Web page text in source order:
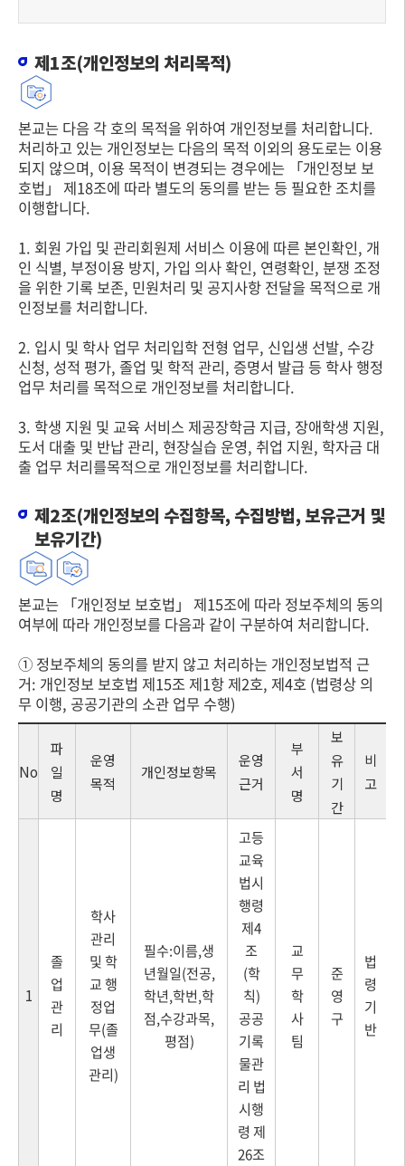
제1조(개인정보의 처리목적)
본교는 다음 각 호의 목적을 위하여 개인정보를 처리합니다.
처리하고 있는 개인정보는 다음의 목적 이외의 용도로는 이용
되지 않으며, 이용 목적이 변경되는 경우에는 「개인정보 보
호법」 제18조에 따라 별도의 동의를 받는 등 필요한 조치를
이행합니다.
1. 회원 가입 및 관리회원제 서비스 이용에 따른 본인확인, 개
인 식별, 부정이용 방지, 가입 의사 확인, 연령확인, 분쟁 조정
을 위한 기록 보존, 민원처리 및 공지사항 전달을 목적으로 개
인정보를 처리합니다.
2. 입시 및 학사 업무 처리입학 전형 업무, 신입생 선발, 수강
신청, 성적 평가, 졸업 및 학적 관리, 증명서 발급 등 학사 행정
업무 처리를 목적으로 개인정보를 처리합니다.
3. 학생 지원 및 교육 서비스 제공장학금 지급, 장애학생 지원,
도서 대출 및 반납 관리, 현장실습 운영, 취업 지원, 학자금 대
출 업무 처리를목적으로 개인정보를 처리합니다.
제2조(개인정보의 수집항목, 수집방법, 보유근거 및
보유기간)
본교는 「개인정보 보호법」 제15조에 따라 정보주체의 동의
여부에 따라 개인정보를 다음과 같이 구분하여 처리합니다.
① 정보주체의 동의를 받지 않고 처리하는 개인정보법적 근
거: 개인정보 보호법 제15조 제1항 제2호, 제4호 (법령상 의
무 이행, 공공기관의 소관 업무 수행)
No
파
일
명
운영
목적
개인정보항목
운영
근거
부
서
명
보
유
기
간
비
고
1
졸
업
관
리
학사
관리
및 학
교 행
정업
무(졸
업생
관리)
필수:이름,생
년월일(전공,
학년,학번,학
점,수강과목,
평점)
고등
교육
법시
행령
제4
조
(학
칙)
공공
기록
물관
리 법
시행
령 제
26조
교
무
학
사
팀
준
영
구
법
령
기
반